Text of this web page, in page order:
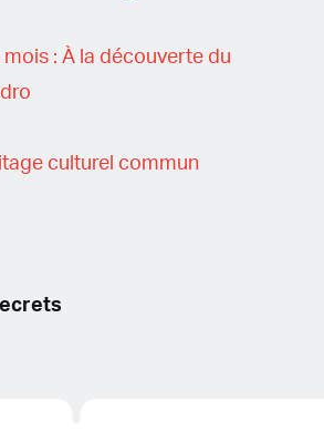
: À la découverte du
culturel commun